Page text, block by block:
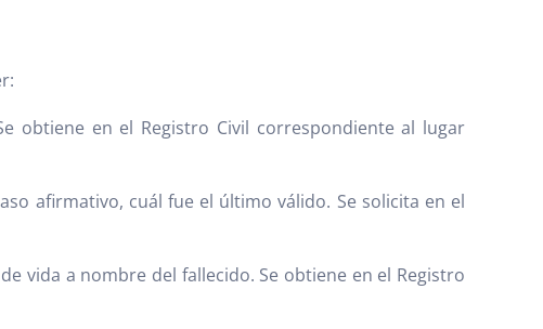
obtiene en el Registro Civil correspondiente al lugar
afirmativo, cuál fue el último válido. Se solicita en el
vida a nombre del fallecido. Se obtiene en el Registro